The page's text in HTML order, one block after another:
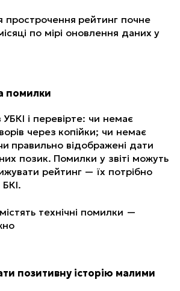
прострочення рейтинг почне
по мірі оновлення даних у
помилки
і перевірте: чи немає
через копійки; чи немає
правильно відображені дати
позик. Помилки у звіті можуть
рейтинг — їх потрібно
технічні помилки —
позитивну історію малими